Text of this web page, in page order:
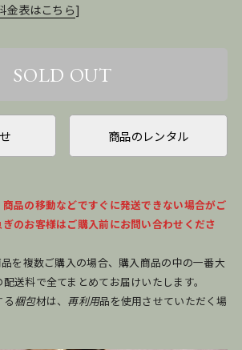
金表はこちら]
商品のレンタル
品の移動などですぐに発送できない場合がご
のお客様はご購入前にお問い合わせくださ
品を複数ご購入の場合、購入商品の中の一番大
送料で全てまとめてお届けいたします。
梱包材は、 再利用品を使用させていただく場